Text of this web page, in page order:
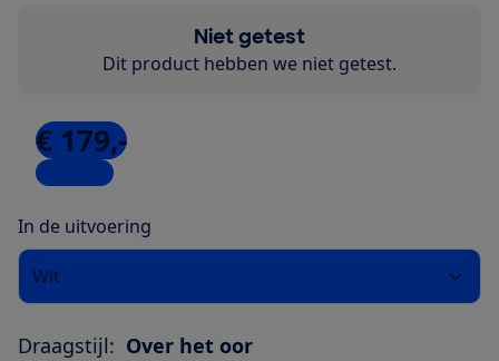
Niet getest
Dit product hebben we niet getest.
€ 179,-
8 winkels
In de uitvoering
Wit
Draagstijl: Over het oor